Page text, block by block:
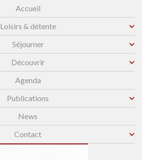
Accueil
Loisirs & détente
Séjourner
Découvrir
Agenda
Publications
News
Contact